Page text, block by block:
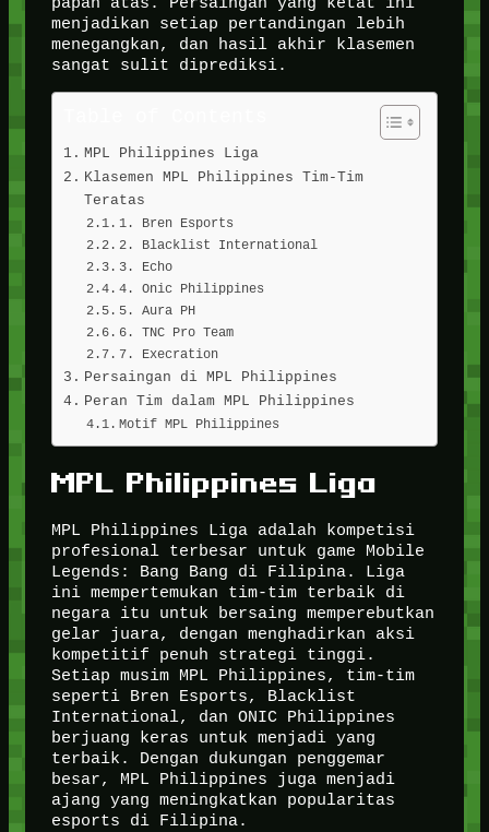
menjadikan setiap pertandingan lebih
menegangkan, dan hasil akhir klasemen
sangat sulit diprediksi.
MPL Philippines Liga
Klasemen MPL Philippines Tim-Tim
Teratas
1. Bren Esports
2. Blacklist International
3. Echo
4. Onic Philippines
5. Aura PH
6. TNC Pro Team
7. Execration
Persaingan di MPL Philippines
Peran Tim dalam MPL Philippines
Motif MPL Philippines
MPL Philippines Liga
MPL Philippines Liga adalah kompetisi
profesional terbesar untuk game Mobile
Legends: Bang Bang di Filipina. Liga
ini mempertemukan tim-tim terbaik di
negara itu untuk bersaing memperebutkan
gelar juara, dengan menghadirkan aksi
kompetitif penuh strategi tinggi.
Setiap musim MPL Philippines, tim-tim
seperti Bren Esports, Blacklist
International, dan ONIC Philippines
berjuang keras untuk menjadi yang
terbaik. Dengan dukungan penggemar
besar, MPL Philippines juga menjadi
ajang yang meningkatkan popularitas
esports di Filipina.